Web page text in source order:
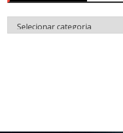
Categorias